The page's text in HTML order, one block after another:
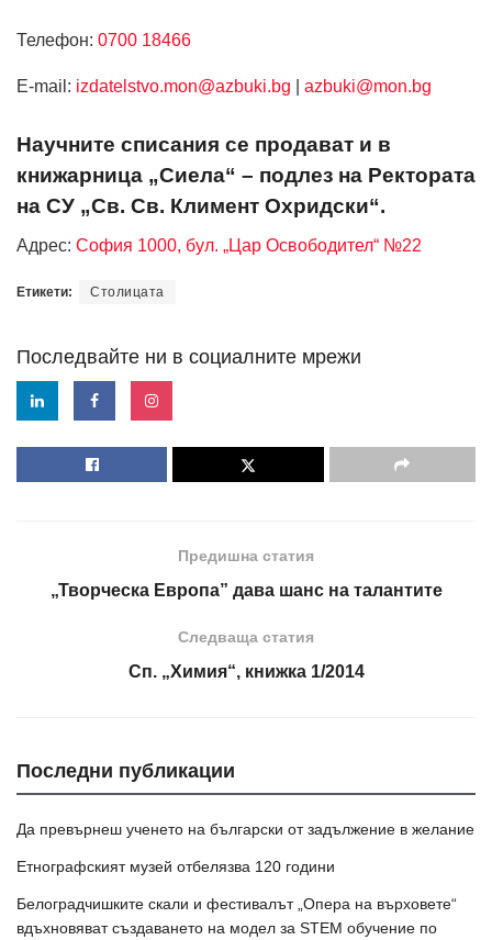
Телефон: 0700 18466
Е-mail: izdatelstvo.mon@azbuki.bg azbuki@mon.bg
Научните списания се продават и в
книжарница „Сиела“ – подлез на Ректората
на СУ „Св. Св. Климент Охридски“.
Адрес: София 1000, бул. „Цар Освободител“ №22
Етикети: Столицата
Последвайте ни в социалните мрежи
Предишна статия
„Творческа Европа” дава шанс на талантите
Следваща статия
Сп. „Химия“, книжка 1/2014
Последни публикации
Да превърнеш ученето на български от задължение в желание
Етнографският музей отбелязва 120 години
Белоградчишките скали и фестивалът „Опера на върховете“
вдъхновяват създаването на модел за STEM обучение по